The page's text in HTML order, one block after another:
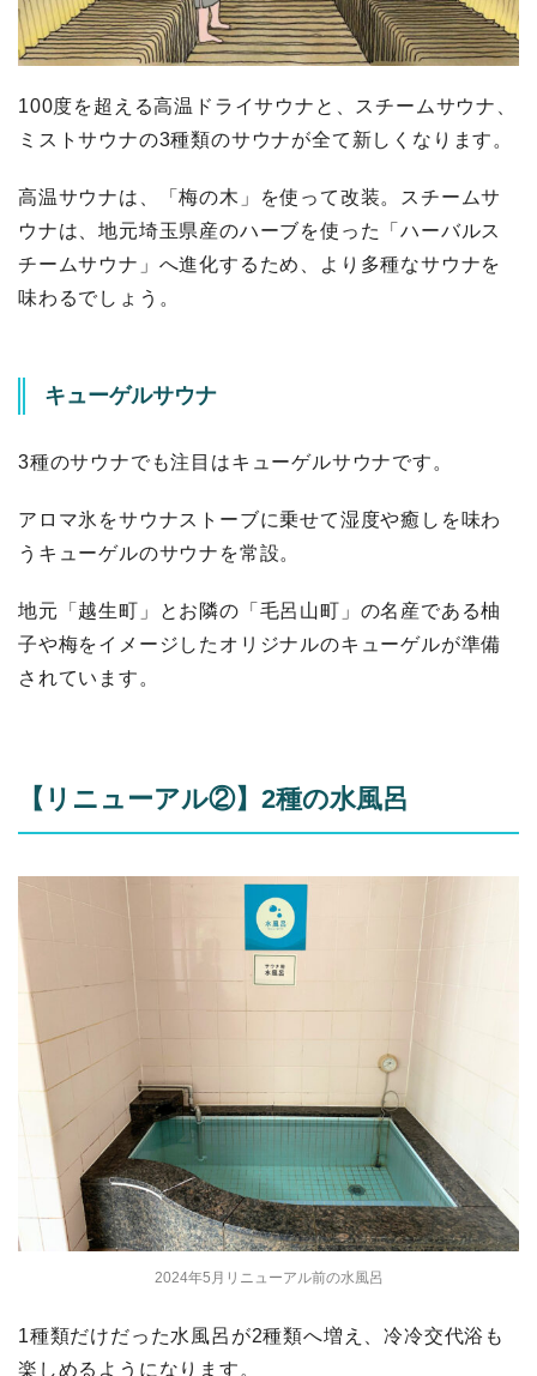
100度を超える高温ドライサウナと、スチームサウナ、
ミストサウナの3種類のサウナが全て新しくなります。
高温サウナは、「梅の木」を使って改装。スチームサ
ウナは、地元埼玉県産のハーブを使った「ハーバルス
チームサウナ」へ進化するため、より多種なサウナを
味わるでしょう。
キューゲルサウナ
3種のサウナでも注目はキューゲルサウナです。
アロマ氷をサウナストーブに乗せて湿度や癒しを味わ
うキューゲルのサウナを常設。
地元「越生町」とお隣の「毛呂山町」の名産である柚
子や梅をイメージしたオリジナルのキューゲルが準備
されています。
【リニューアル②】2種の水風呂
2024年5月リニューアル前の水風呂
1種類だけだった水風呂が2種類へ増え、冷冷交代浴も
楽しめるようになります。